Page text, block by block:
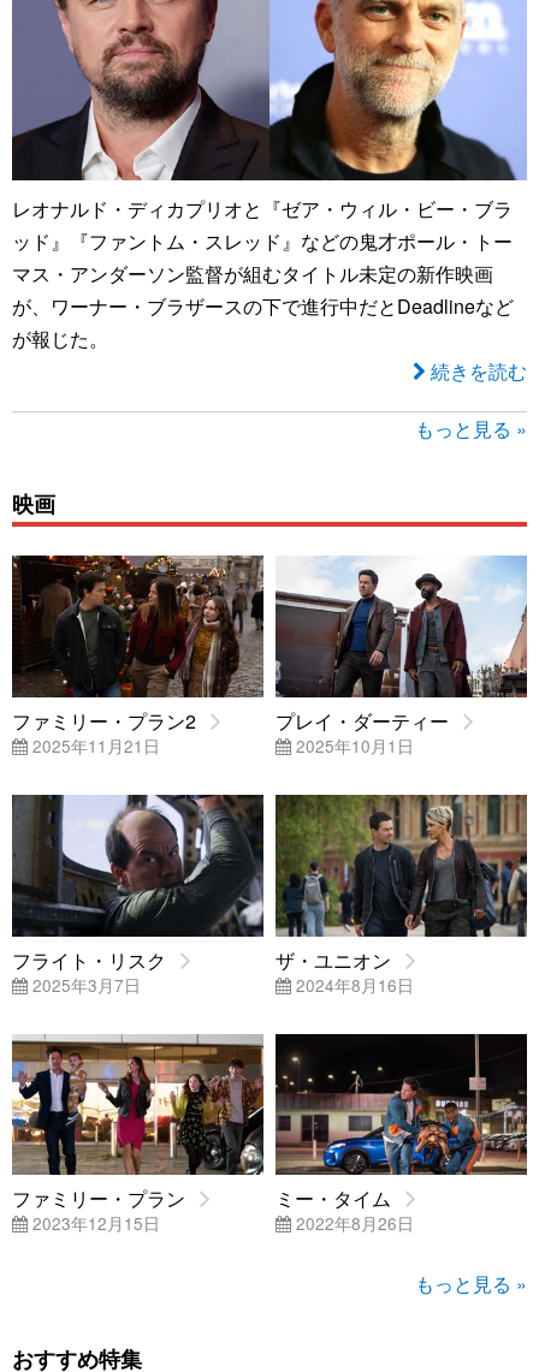
レオナルド・ディカプリオと『ゼア・ウィル・ビー・ブラ
ッド』『ファントム・スレッド』などの鬼才ポール・トー
マス・アンダーソン監督が組むタイトル未定の新作映画
が、ワーナー・ブラザースの下で進行中だとDeadlineなど
が報じた。
続きを読む
もっと見る »
映画
ファミリー・プラン2
2025年11月21日
プレイ・ダーティー
2025年10月1日
フライト・リスク
2025年3月7日
ザ・ユニオン
2024年8月16日
ファミリー・プラン
2023年12月15日
ミー・タイム
2022年8月26日
もっと見る »
おすすめ特集